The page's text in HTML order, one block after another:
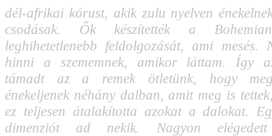
dél-afrikai kórust, akik zulu nyelven
csodásak. Ők készítették a
leghihetetlenebb feldolgozását, ami mesés.
hinni a szememnek, amikor láttam. Így
támadt az a remek ötletünk, hogy
énekeljenek néhány dalban, amit meg is
ez teljesen átalakította azokat a dalokat.
dimenziót ad nekik. Nagyon